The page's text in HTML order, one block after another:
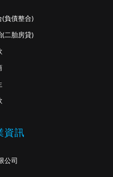
(負債整合)
(二胎房貸)
資訊
公司